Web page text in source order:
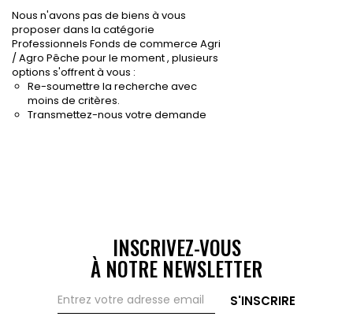
Nous n'avons pas de biens à vous
proposer dans la catégorie
Professionnels Fonds de commerce Agri
/ Agro Pêche pour le moment , plusieurs
options s'offrent à vous :
Re-soumettre la recherche avec
moins de critères.
Transmettez-nous votre demande
INSCRIVEZ-VOUS
À NOTRE NEWSLETTER
S'INSCRIRE